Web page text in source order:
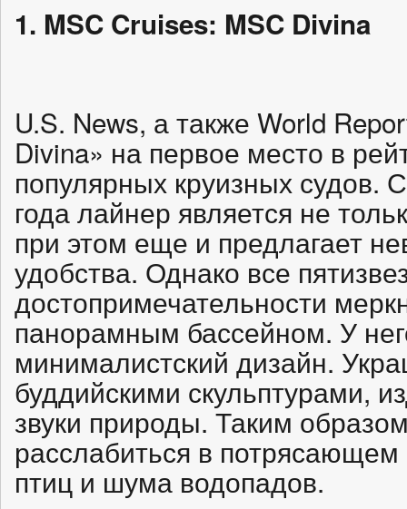
1. MSC Cruises: MSC Divina
U.S. News, а также World
Divina» на первое место в
популярных круизных судов.
года лайнер является не
при этом еще и предлагает
удобства. Однако все
достопримечательности
панорамным бассейном. У
минималистский дизайн.
буддийскими скульптурами,
звуки природы. Таким
расслабиться в
птиц и шума водопадов.